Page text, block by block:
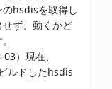
hsdisを取得し
ず、動くかど
）現在、
ルドしたhsdis